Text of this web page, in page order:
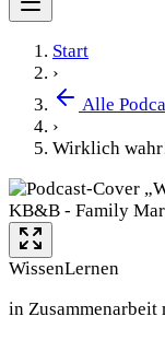
Start
›
Alle
›
Wirklich
WissenLernen
in